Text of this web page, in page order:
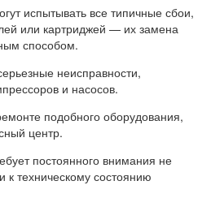
испытывать все типичные сбои,
или картриджей — их замена
способом.
неисправности,
и насосов.
подобного оборудования,
центр.
постоянного внимания не
к техническому состоянию